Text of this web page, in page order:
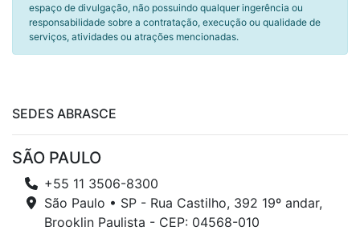
espaço de divulgação, não possuindo qualquer ingerência ou
responsabilidade sobre a contratação, execução ou qualidade de
serviços, atividades ou atrações mencionadas.
SEDES ABRASCE
SÃO PAULO
+55 11 3506-8300
São Paulo • SP - Rua Castilho, 392 19º andar,
Brooklin Paulista - CEP: 04568-010